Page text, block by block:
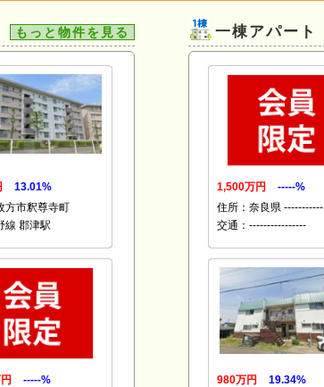
もっと物件を見る
13.01%
方市釈尊寺町
線 郡津駅
-----%
一棟アパート
1,500万円
-----%
住所：奈良県 -----------
交通：----------------
980万円
19.34%